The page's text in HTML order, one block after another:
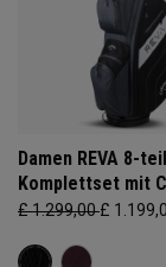
Damen REVA 8-
Komplettset mit
£ 1.299,00£